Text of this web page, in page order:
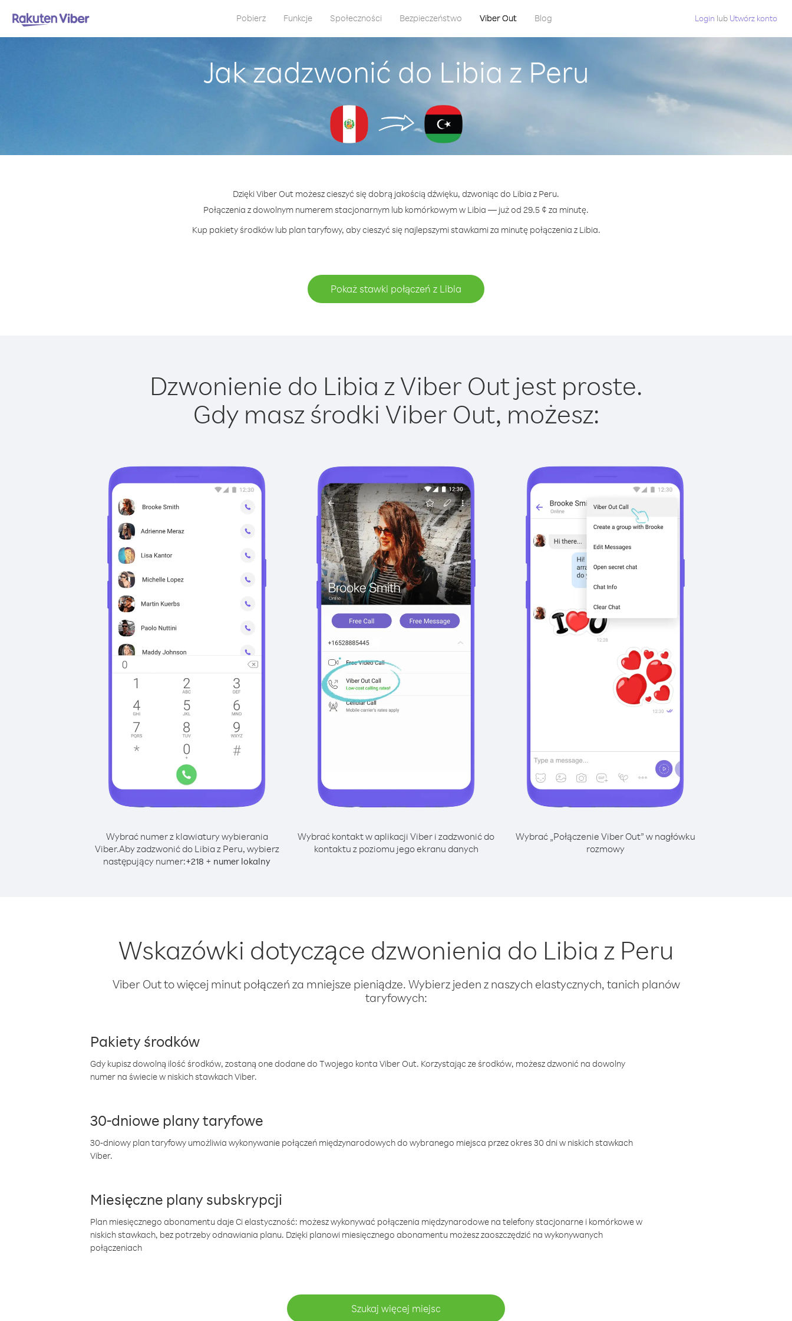
Pobierz Funkcje Społeczności Bezpieczeństwo Viber Out Blog Login lub Utwórz konto
Jak zadzwonić do Libia z Peru
Dzięki Viber Out możesz cieszyć się dobrą jakością dźwięku, dzwoniąc do Libia z Peru.
Połączenia z dowolnym numerem stacjonarnym lub komórkowym w Libia — już od 29.5 ¢ za minutę.
Kup pakiety środków lub plan taryfowy, aby cieszyć się najlepszymi stawkami za minutę połączenia z Libia.
Pokaż stawki połączeń z Libia
Dzwonienie do Libia z Viber Out jest proste.
Gdy masz środki Viber Out, możesz:
Wybrać numer z klawiatury wybierania
Viber.Aby zadzwonić do Libia z Peru, wybierz
następujący numer:+218 + numer lokalny
Wybrać kontakt w aplikacji Viber i zadzwonić do
kontaktu z poziomu jego ekranu danych
Wybrać „Połączenie Viber Out” w nagłówku
rozmowy
Wskazówki dotyczące dzwonienia do Libia z Peru
Viber Out to więcej minut połączeń za mniejsze pieniądze. Wybierz jeden z naszych elastycznych, tanich planów
taryfowych:
Pakiety środków
Gdy kupisz dowolną ilość środków, zostaną one dodane do Twojego konta Viber Out. Korzystając ze środków, możesz dzwonić na dowolny
numer na świecie w niskich stawkach Viber.
30-dniowe plany taryfowe
30-dniowy plan taryfowy umożliwia wykonywanie połączeń międzynarodowych do wybranego miejsca przez okres 30 dni w niskich stawkach
Viber.
Miesięczne plany subskrypcji
Plan miesięcznego abonamentu daje Ci elastyczność: możesz wykonywać połączenia międzynarodowe na telefony stacjonarne i komórkowe w
niskich stawkach, bez potrzeby odnawiania planu. Dzięki planowi miesięcznego abonamentu możesz zaoszczędzić na wykonywanych
połączeniach
Szukaj więcej miejsc